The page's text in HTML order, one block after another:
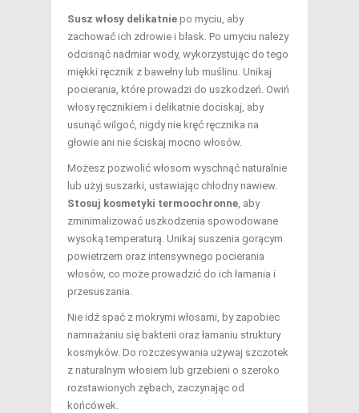
Susz włosy delikatnie po myciu, aby
zachować ich zdrowie i blask. Po umyciu należy
odcisnąć nadmiar wody, wykorzystując do tego
miękki ręcznik z bawełny lub muślinu. Unikaj
pocierania, które prowadzi do uszkodzeń. Owiń
włosy ręcznikiem i delikatnie dociskaj, aby
usunąć wilgoć, nigdy nie kręć ręcznika na
głowie ani nie ściskaj mocno włosów.
Możesz pozwolić włosom wyschnąć naturalnie
lub użyj suszarki, ustawiając chłodny nawiew.
Stosuj kosmetyki termoochronne, aby
zminimalizować uszkodzenia spowodowane
wysoką temperaturą. Unikaj suszenia gorącym
powietrzem oraz intensywnego pocierania
włosów, co może prowadzić do ich łamania i
przesuszania.
Nie idź spać z mokrymi włosami, by zapobiec
namnażaniu się bakterii oraz łamaniu struktury
kosmyków. Do rozczesywania używaj szczotek
z naturalnym włosiem lub grzebieni o szeroko
rozstawionych zębach, zaczynając od
końcówek.